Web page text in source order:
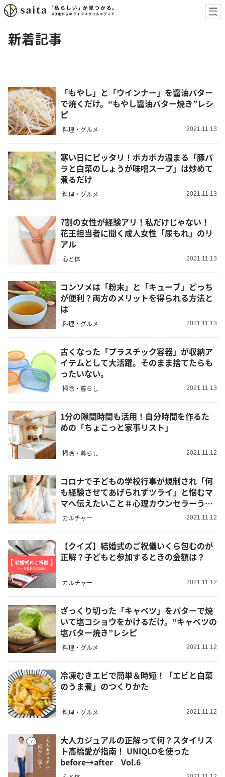
新着記事
「もやし」と「ウインナー」を醤油バター
で焼くだけ。“もやし醤油バター焼き”レシ
ピ
料理・グルメ 2021.11.13
寒い日にピッタリ！ポカポカ温まる「豚バ
ラと白菜のしょうが味噌スープ」は炒めて
煮るだけ
料理・グルメ 2021.11.13
7割の女性が経験アリ！私だけじゃない！
花王担当者に聞く成人女性「尿もれ」のリ
アル
心と体 2021.11.13
コンソメは「粉末」と「キューブ」どっち
が便利？両方のメリットを得られる方法と
は
料理・グルメ 2021.11.13
古くなった「プラスチック容器」が収納ア
イテムとして大活躍。そのまま捨てたらも
ったいない。
掃除・暮らし 2021.11.13
1分の隙間時間も活用！自分時間を作るた
めの「ちょこっと家事リスト」
掃除・暮らし 2021.11.12
コロナで子どもの学校行事が規制され「何
も経験させてあげられずツライ」と悩むマ
マへ伝えたいこと＃心理カウンセラーうさ
この心を軽くする考え方
カルチャー 2021.11.12
【クイズ】結婚式のご祝儀いくら包むのが
正解？子どもと参加するときの金額は？
カルチャー 2021.11.12
ざっくり切った「キャベツ」をバターで焼
いて塩コショウをかけるだけ。“キャベツの
塩バター焼き”レシピ
料理・グルメ 2021.11.12
冷凍むきエビで簡単＆時短！「エビと白菜
のうま煮」のつくりかた
料理・グルメ 2021.11.12
大人カジュアルの正解って何？スタイリス
ト高橋愛が指南！ UNIQLOを使った
before→after Vol.6